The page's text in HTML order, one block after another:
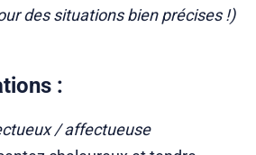
des situations bien précises !)
:
/ affectueuse